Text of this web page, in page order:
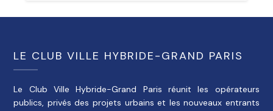
LE CLUB VILLE HYBRIDE-GRAND PARIS
Le Club Ville Hybride-Grand Paris réunit les opérateurs
publics, privés des projets urbains et les nouveaux entrants